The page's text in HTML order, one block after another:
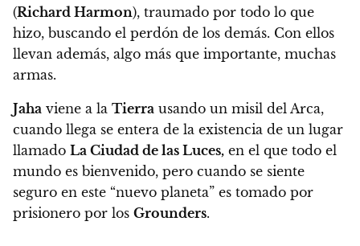
(Richard Harmon), traumado por todo lo que
hizo, buscando el perdón de los demás. Con ellos
llevan además, algo más que importante, muchas
armas.
Jaha viene a la Tierra usando un misil del Arca,
cuando llega se entera de la existencia de un lugar
llamado La Ciudad de las Luces, en el que todo el
mundo es bienvenido, pero cuando se siente
seguro en este “nuevo planeta” es tomado por
prisionero por los Grounders.